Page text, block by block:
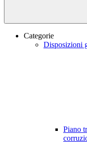
Categorie
Disposizioni
Piano